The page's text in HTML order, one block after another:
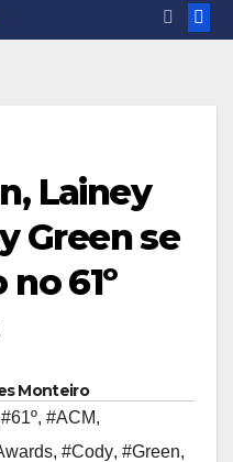
Lainey
Green se
61º
Monteiro
#61º, #ACM,
, #Cody, #Green,